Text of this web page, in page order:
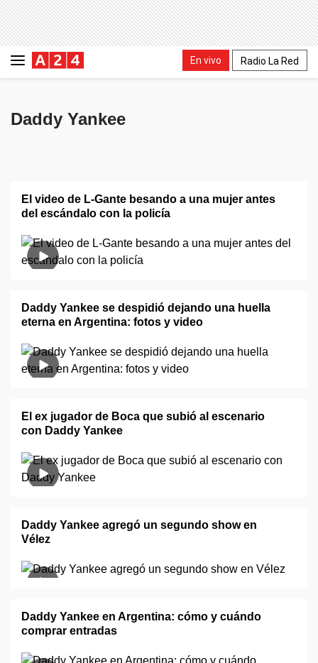
En vivo Radio La Red
Daddy Yankee
El video de L-Gante besando a una mujer antes
del escándalo con la policía
Daddy Yankee se despidió dejando una huella
eterna en Argentina: fotos y video
El ex jugador de Boca que subió al escenario
con Daddy Yankee
Daddy Yankee agregó un segundo show en
Vélez
Daddy Yankee en Argentina: cómo y cuándo
comprar entradas